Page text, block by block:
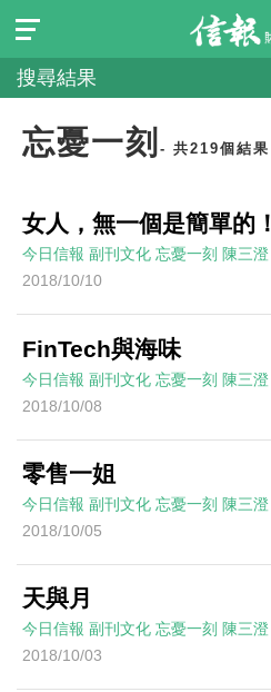
搜尋結果
忘憂一刻 - 共219個結果
女人，無一個是簡單的！
今日信報 副刊文化 忘憂一刻 陳三澄
2018/10/10
FinTech與海味
今日信報 副刊文化 忘憂一刻 陳三澄
2018/10/08
零售一姐
今日信報 副刊文化 忘憂一刻 陳三澄
2018/10/05
天與月
今日信報 副刊文化 忘憂一刻 陳三澄
2018/10/03